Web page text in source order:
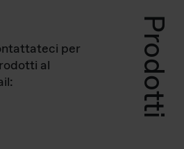
Prodotti
per
al